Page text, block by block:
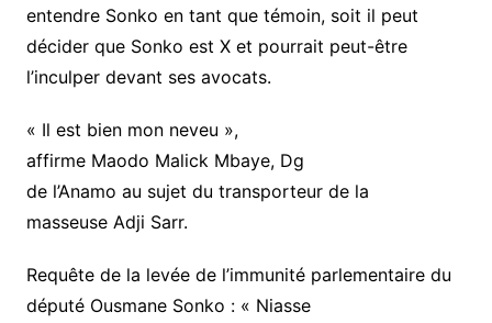
entendre Sonko en tant que témoin, soit il peut
décider que Sonko est X et pourrait peut-être
l’inculper devant ses avocats.
« Il est bien mon neveu »,
affirme Maodo Malick Mbaye, Dg
de l’Anamo au sujet du transporteur de la
masseuse Adji Sarr.
Requête de la levée de l’immunité parlementaire du
député Ousmane Sonko : « Niasse